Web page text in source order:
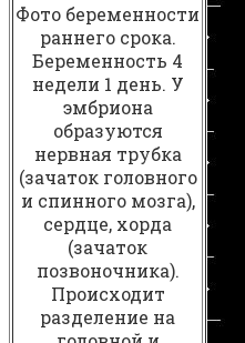
Фото беременности
раннего срока.
Беременность 4
недели 1 день. У
эмбриона
образуются
нервная трубка
(зачаток головного
и спинного мозга),
сердце, хорда
(зачаток
позвоночника).
Происходит
разделение на